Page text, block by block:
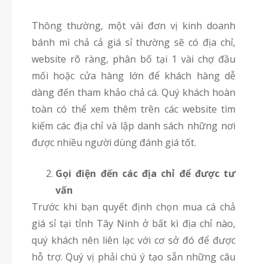
Thông thường, một vài đơn vị kinh doanh
bánh mì chả cả giá sỉ thường sẽ có địa chỉ,
website rõ ràng, phân bố tại 1 vài chợ đầu
mối hoặc cửa hàng lớn để khách hàng dễ
dàng đến tham khảo chả cá. Quý khách hoàn
toàn có thể xem thêm trên các website tìm
kiếm các địa chỉ và lập danh sách những nơi
được nhiều người dùng đánh giá tốt.
Gọi điện đến các địa chỉ để được tư
vấn
Trước khi bạn quyết định chọn mua cá chả
giá sỉ tại tỉnh Tây Ninh ở bất kì địa chỉ nào,
quý khách nên liên lạc với cơ sở đó để được
hỗ trợ. Quý vị phải chú ý tạo sẵn những câu